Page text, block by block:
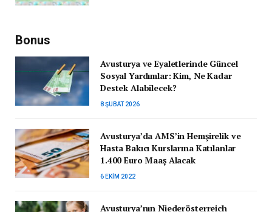
Bonus
Avusturya ve Eyaletlerinde Güncel
Sosyal Yardımlar: Kim, Ne Kadar
Destek Alabilecek?
8 ŞUBAT 2026
Avusturya’da AMS’in Hemşirelik ve
Hasta Bakıcı Kurslarına Katılanlar
1.400 Euro Maaş Alacak
6 EKIM 2022
Avusturya’nın Niederösterreich